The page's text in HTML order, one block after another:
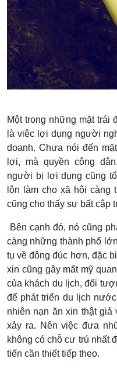
Một trong những mặt trái
là việc lợi dụng người
doanh. Chưa nói đến
lợi, mà quyền công
người bị lợi dụng cũng
lộn làm cho xã hội càng
cũng cho thấy sự bất cập
Bên cạnh đó, nó cũng
càng những thành phố
tụ về đông đúc hơn, đặc
xin cũng gây mất mỹ
của khách du lịch, đối
để phát triển du lịch
nhiên nạn ăn xin thật
xảy ra. Nên việc đưa
không có chỗ cư trú nhất
tiến cần thiết tiếp theo.